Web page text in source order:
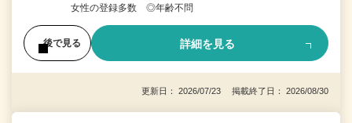
女性の登録多数 ◎年齢不問
後で見る 詳細を見る
更新日： 2026/07/23 掲載終了日： 2026/08/30